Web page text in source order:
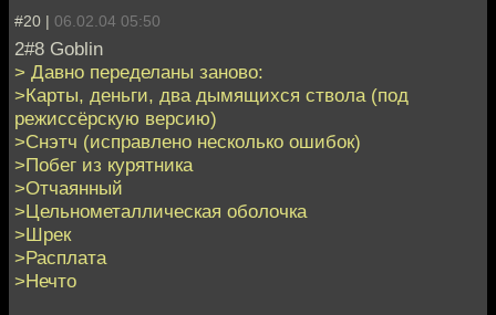
#20 | 06.02.04 05:50
2#8 Goblin
> Давно переделаны заново:
>Карты, деньги, два дымящихся ствола (под
режиссёрскую версию)
>Снэтч (исправлено несколько ошибок)
>Побег из курятника
>Отчаянный
>Цельнометаллическая оболочка
>Шрек
>Расплата
>Нечто